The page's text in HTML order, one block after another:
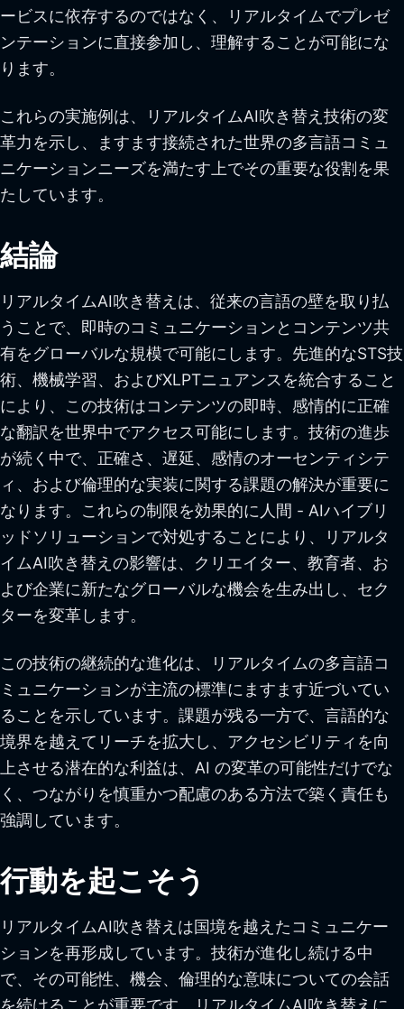
ービスに依存するのではなく、リアルタイムでプレゼ
ンテーションに直接参加し、理解することが可能にな
ります。
これらの実施例は、リアルタイムAI吹き替え技術の変
革力を示し、ますます接続された世界の多言語コミュ
ニケーションニーズを満たす上でその重要な役割を果
たしています。
結論
リアルタイムAI吹き替えは、従来の言語の壁を取り払
うことで、即時のコミュニケーションとコンテンツ共
有をグローバルな規模で可能にします。先進的なSTS技
術、機械学習、およびXLPTニュアンスを統合すること
により、この技術はコンテンツの即時、感情的に正確
な翻訳を世界中でアクセス可能にします。技術の進歩
が続く中で、正確さ、遅延、感情のオーセンティシテ
ィ、および倫理的な実装に関する課題の解決が重要に
なります。これらの制限を効果的に人間 - AIハイブリ
ッドソリューションで対処することにより、リアルタ
イムAI吹き替えの影響は、クリエイター、教育者、お
よび企業に新たなグローバルな機会を生み出し、セク
ターを変革します。
この技術の継続的な進化は、リアルタイムの多言語コ
ミュニケーションが主流の標準にますます近づいてい
ることを示しています。課題が残る一方で、言語的な
境界を越えてリーチを拡大し、アクセシビリティを向
上させる潜在的な利益は、AI の変革の可能性だけでな
く、つながりを慎重かつ配慮のある方法で築く責任も
強調しています。
行動を起こそう
リアルタイムAI吹き替えは国境を越えたコミュニケー
ションを再形成しています。技術が進化し続ける中
で、その可能性、機会、倫理的な意味についての会話
を続けることが重要です。リアルタイムAI吹き替えに